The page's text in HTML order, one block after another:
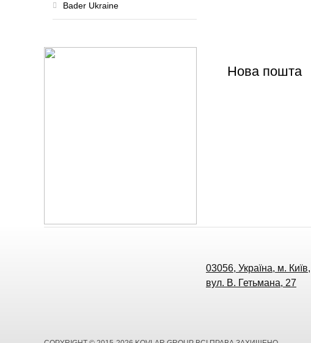
Bader Ukraine
Нова пошта
03056, Україна, м. Київ,
вул. В. Гетьмана, 27